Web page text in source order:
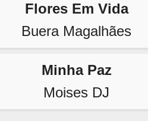
Flores Em Vida
Buera Magalhães
Minha Paz
Moises DJ